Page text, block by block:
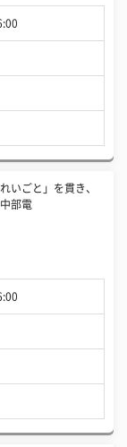
いごと」を貫き、
部電